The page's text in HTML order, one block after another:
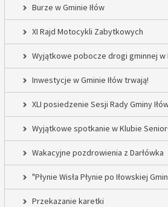
Burze w Gminie Iłów
XI Rajd Motocykli Zabytkowych
Wyjątkowe pobocze drogi gminnej w
Inwestycje w Gminie Iłów trwają!
XLI posiedzenie Sesji Rady Gminy
Wyjątkowe spotkanie w Klubie
Wakacyjne pozdrowienia z Darłówka
"Płynie Wisła Płynie po Iłowskiej
Przekazanie karetki